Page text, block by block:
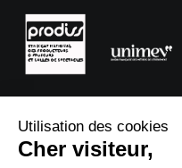
Utilisation des cookies
Cher visiteur,